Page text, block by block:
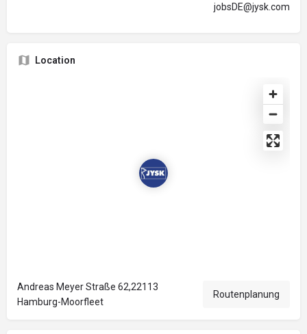
jobsDE@jysk.com
Location
Andreas Meyer Straße 62,22113
Hamburg-Moorfleet
Routenplanung